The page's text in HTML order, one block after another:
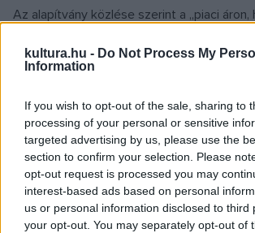
kultura.hu - Do Not Process My
Information
If you wish to opt-out of the sale, sharing to
processing of your personal or sensitive
targeted advertising by us, please use the
section to confirm your selection. Please
opt-out request is processed you may
interest-based ads based on personal
us or personal information disclosed to third
your opt-out. You may separately opt-out of
Az alapítvány közlése szerint a „piaci áron,
összegért" megszerzett levelek közül a
az írás, melyet Wolfgang Amadeus Mozart
A levél tartalma – csakúgy, mint a másik
ismert volt. Az viszont újdonság, hogy
csak a nevével és a manu propria (saját
zárta, hanem a szabadkőműveseket
összekapcsolódó háromszöggel is –